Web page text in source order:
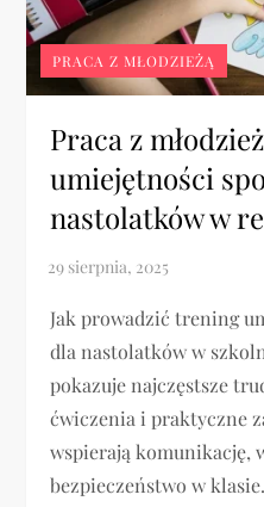
PRACA Z MŁODZIEŻĄ
Praca z
umiejętności
nastolatków w
Jak prowadzić trening
dla nastolatków w
pokazuje najczęstsze
ćwiczenia i praktyczne
wspierają komunikację,
bezpieczeństwo w klasie.